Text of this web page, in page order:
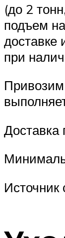
(до 2
подъем
доставке
при
Привозим